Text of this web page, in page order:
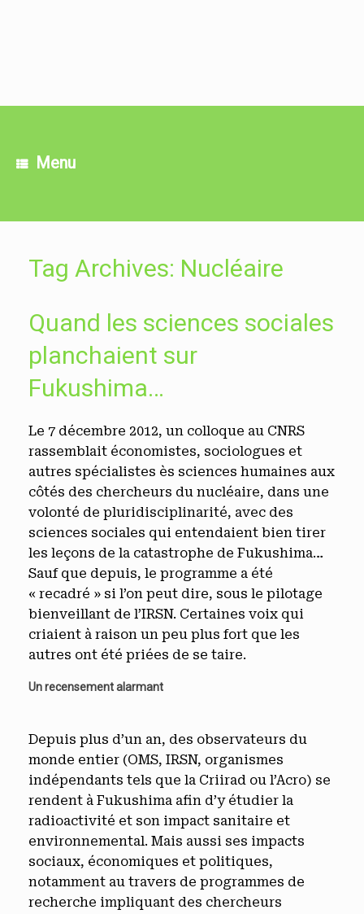
Menu
Tag Archives: Nucléaire
Quand les sciences sociales
planchaient sur
Fukushima…
Le 7 décembre 2012, un colloque au CNRS
rassemblait économistes, sociologues et
autres spécialistes ès sciences humaines aux
côtés des chercheurs du nucléaire, dans une
volonté de pluridisciplinarité, avec des
sciences sociales qui entendaient bien tirer
les leçons de la catastrophe de Fukushima…
Sauf que depuis, le programme a été
« recadré » si l’on peut dire, sous le pilotage
bienveillant de l’IRSN. Certaines voix qui
criaient à raison un peu plus fort que les
autres ont été priées de se taire.
Un recensement alarmant
Depuis plus d’un an, des observateurs du
monde entier (OMS, IRSN, organismes
indépendants tels que la Criirad ou l’Acro) se
rendent à Fukushima afin d’y étudier la
radioactivité et son impact sanitaire et
environnemental. Mais aussi ses impacts
sociaux, économiques et politiques,
notamment au travers de programmes de
recherche impliquant des chercheurs